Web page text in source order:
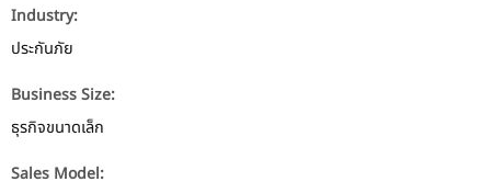
Industry:
ประกันภัย
Business Size:
ธุรกิจขนาดเล็ก
Sales Model: